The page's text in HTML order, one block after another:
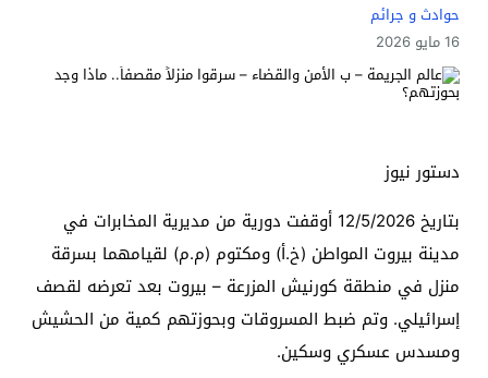
حوادث و جرائم
16 مايو 2026
دستور نيوز
بتاريخ 12/5/2026 أوقفت دورية من مديرية المخابرات في
مدينة بيروت المواطن (خ.أ) ومكتوم (م.م) لقيامهما بسرقة
منزل في منطقة كورنيش المزرعة – بيروت بعد تعرضه لقصف
إسرائيلي. وتم ضبط المسروقات وبحوزتهم كمية من الحشيش
ومسدس عسكري وسكين.